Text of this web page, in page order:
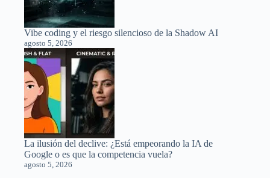
Vibe coding y el riesgo silencioso de la Shadow AI
agosto 5, 2026
La ilusión del declive: ¿Está empeorando la IA de
Google o es que la competencia vuela?
agosto 5, 2026